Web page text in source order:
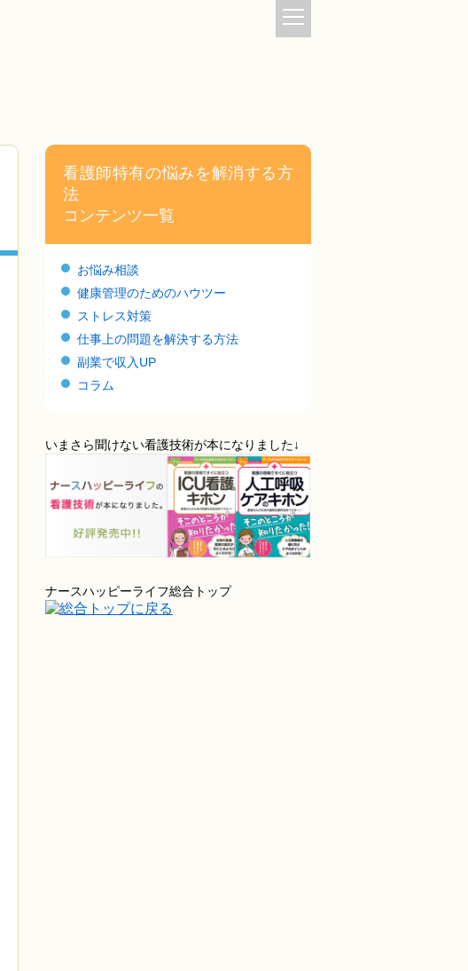
看護師特有の悩みを解消する方
法
コンテンツ一覧
お悩み相談
健康管理のためのハウツー
ストレス対策
仕事上の問題を解決する方法
副業で収入UP
コラム
いまさら聞けない看護技術が本になりました↓
ナースハッピーライフ総合トップ